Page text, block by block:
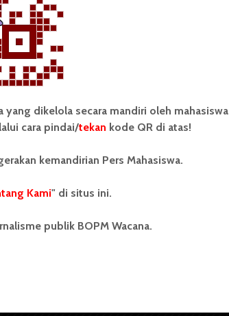
Iklan
Media Siber
dikelola secara mandiri oleh mahasiswa
cara pindai/tekan kode QR di atas!
kemandirian Pers Mahasiswa.
Kami" di situs ini.
publik BOPM Wacana.